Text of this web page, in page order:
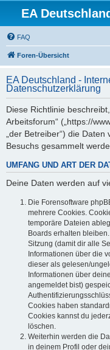
EA
FAQ
Foren-Übersicht
EA Deutschland -
Datenschutzerklärung
Diese Richtlinie
Arbeitsforum“ („https://
„der Betreiber“) die
Besuchs gesammelt
UMFANG UND ART DER
Deine Daten werden auf
Die Forensoftware
mehrere Cookies.
temporäre Dateien
Boards erhalten
Sitzung (damit dir alle
Informationen über die
dieser als gelesen/
Informationen über
angemeldet bist)
Cookies haben
Cookies kannst du
löschen.
Weiterhin werden die
in deinem Profil oder